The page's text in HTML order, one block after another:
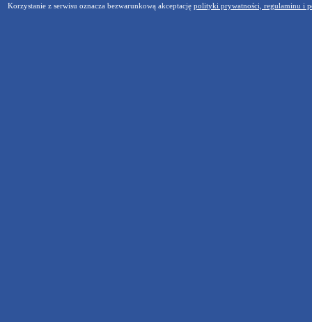
Korzystanie z serwisu oznacza bezwarunkową akceptację polityki prywatności, regulaminu i